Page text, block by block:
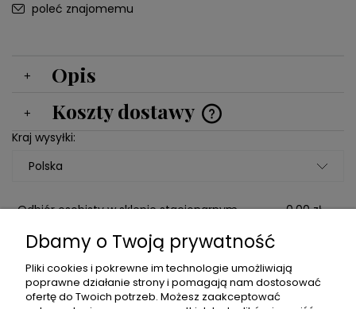
poleć znajomemu
Opis
Koszty dostawy
Cena nie zawiera ewentualnych kosztów płatności
Kraj wysyłki:
Odbiór osobisty w sklepie stacjonarnym
0,00 zł
Domówienie do poprzedniego zamówienia
((Proszę o dodanie w komentarzu numeru
zamówienia))
Dbamy o Twoją prywatność
Pliki cookies i pokrewne im technologie umożliwiają
poprawne działanie strony i pomagają nam dostosować
ofertę do Twoich potrzeb. Możesz zaakceptować